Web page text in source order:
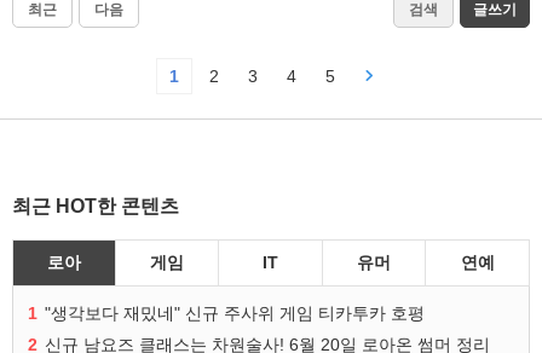
최근 다음 검색 글쓰기
1 2 3 4 5
최근 HOT한 콘텐츠
로아 게임 IT 유머 연예
1 "생각보다 재밌네" 신규 주사위 게임 티카투카 호평
2 신규 남요즈 클래스는 차원술사! 6월 20일 로아온 썸머 정리